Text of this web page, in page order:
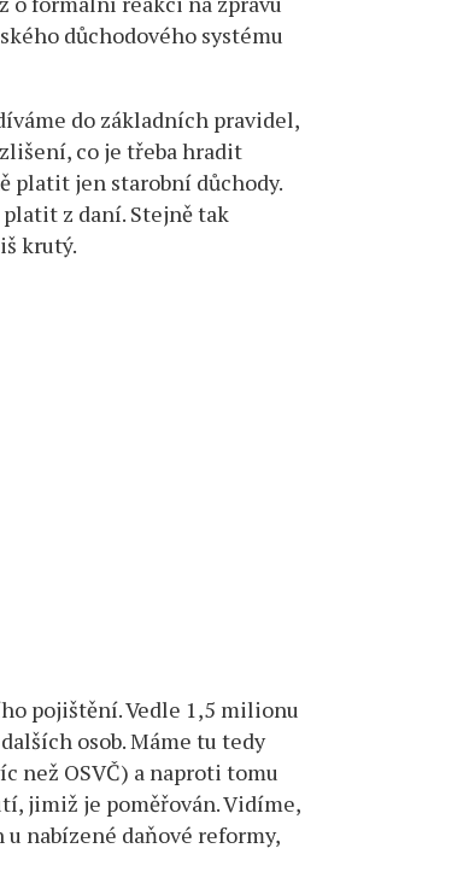
důchodového systému
do základních pravidel,
co je třeba hradit
platit jen starobní důchody.
z daní. Stejně tak
krutý.
pojištění. Vedle 1,5 milionu
osob. Máme tu tedy
než OSVČ) a naproti tomu
jimiž je poměřován. Vidíme,
nabízené daňové reformy,